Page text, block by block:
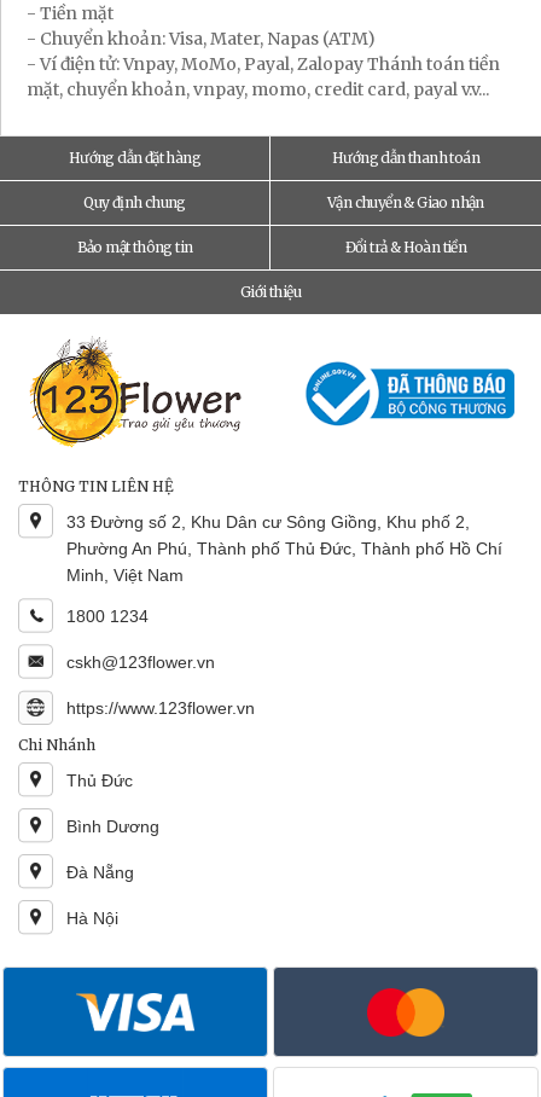
- Tiền mặt
- Chuyển khoản: Visa, Mater, Napas (ATM)
- Ví điện tử: Vnpay, MoMo, Payal, Zalopay Thánh toán tiền
mặt, chuyển khoản, vnpay, momo, credit card, payal v.v...
Hướng dẫn đặt hàng Hướng dẫn thanh toán
Quy định chung Vận chuyển & Giao nhận
Bảo mật thông tin Đổi trả & Hoàn tiền
Giới thiệu
THÔNG TIN LIÊN HỆ
33 Đường số 2, Khu Dân cư Sông Giồng, Khu phố 2,
Phường An Phú, Thành phố Thủ Đức, Thành phố Hồ Chí
Minh, Việt Nam
1800 1234
cskh@123flower.vn
https://www.123flower.vn
Chi Nhánh
Thủ Đức
Bình Dương
Đà Nẵng
Hà Nội